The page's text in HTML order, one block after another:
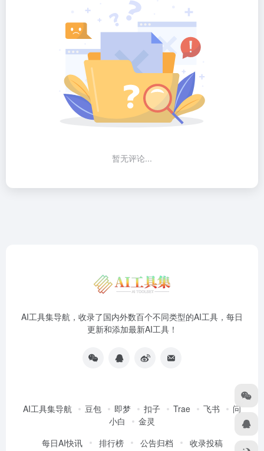
暂无评论...
AI工具集导航，收录了国内外数百个不同类型的AI工具，每日
更新和添加最新AI工具！
AI工具集导航 豆包 即梦 扣子 Trae 飞书
问
小白
金灵
每日AI快讯
排行榜 公告归档 收录投稿